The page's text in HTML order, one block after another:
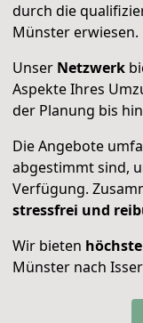
durch die
Münster erwiesen.
Unser Netzwerk
Aspekte Ihres
der Planung bis
Die Angebote
abgestimmt sind,
Verfügung.
stressfrei und
Wir bieten
Münster nach